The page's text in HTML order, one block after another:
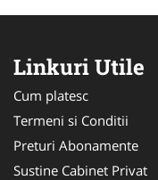
Linkuri Utile
Cum platesc
Termeni si Conditii
Preturi Abonamente
Sustine Cabinet Privat